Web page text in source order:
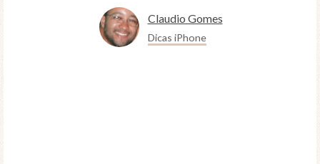
Claudio Gomes
Dicas iPhone